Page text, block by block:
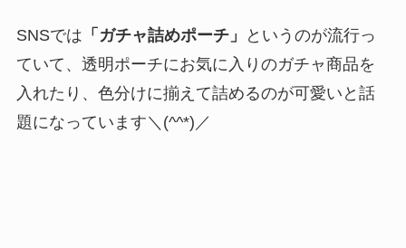
SNSでは 「ガチャ詰めポーチ」
というのが流行っ
ていて、透明ポーチにお気に入りのガチャ商品を
入れたり、色分けに揃えて詰めるのが可愛いと話
題になっています＼(^^*)／